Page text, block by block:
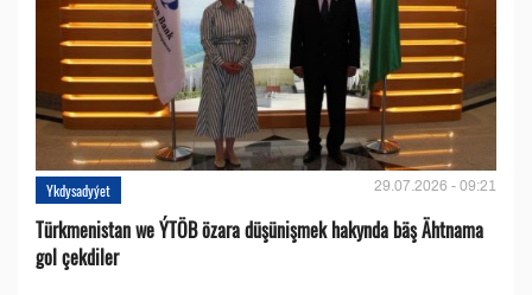
Ykdysadyýet 29.07.2026 - 09:21
Türkmenistan we ÝTÖB özara düşünişmek hakynda bäş Ähtnama
gol çekdiler